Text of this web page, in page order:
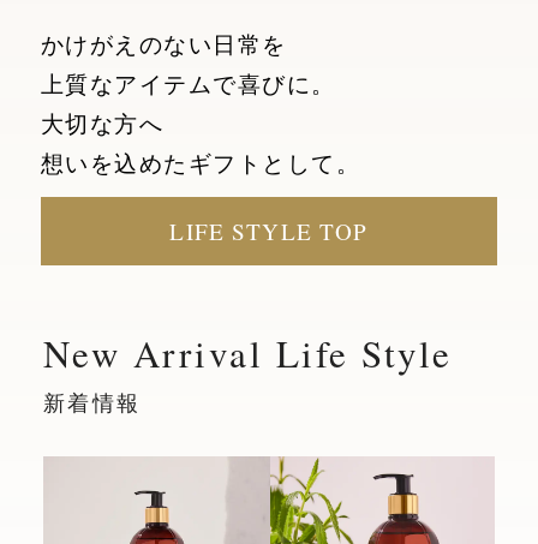
かけがえのない日常を
上質なアイテムで喜びに。
大切な方へ
想いを込めたギフトとして。
LIFE STYLE TOP
New Arrival Life Style
新着情報